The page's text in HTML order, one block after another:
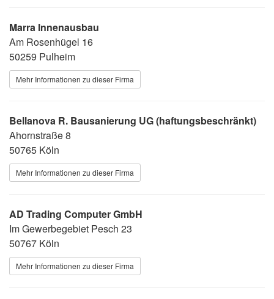
Marra Innenausbau
Am Rosenhügel 16
50259 Pulheim
Mehr Informationen zu dieser Firma
Bellanova R. Bausanierung UG (haftungsbeschränkt)
Ahornstraße 8
50765 Köln
Mehr Informationen zu dieser Firma
AD Trading Computer GmbH
Im Gewerbegebiet Pesch 23
50767 Köln
Mehr Informationen zu dieser Firma